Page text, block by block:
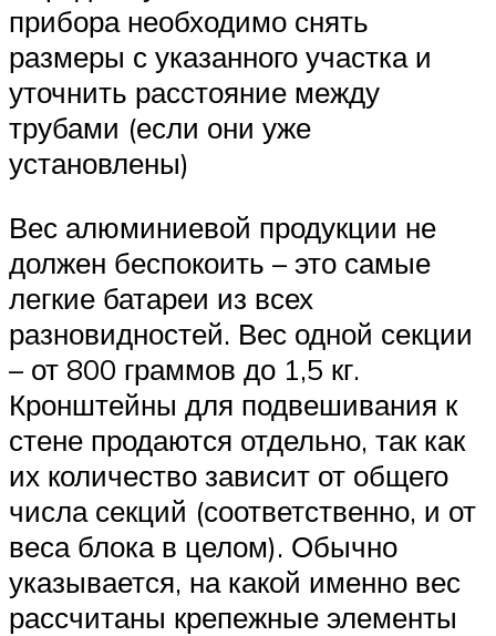
прибора необходимо снять
размеры с указанного участка и
уточнить расстояние между
трубами (если они уже
установлены)
Вес алюминиевой продукции не
должен беспокоить – это самые
легкие батареи из всех
разновидностей. Вес одной секции
– от 800 граммов до 1,5 кг.
Кронштейны для подвешивания к
стене продаются отдельно, так как
их количество зависит от общего
числа секций (соответственно, и от
веса блока в целом). Обычно
указывается, на какой именно вес
рассчитаны крепежные элементы